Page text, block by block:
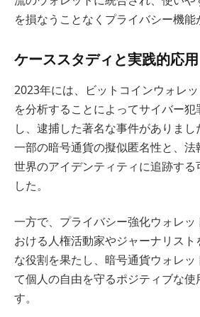
を損なうことなくプライバシー機能
ケーススタディと実践的応用
2023年には、ビットコインウォレ
を分析することによってサイバー
し、逮捕した著名な事件がありまし
一部の暗号通貨の擬似匿名性と、
世界のアイデンティティに追跡する
した。
一方で、プライバシー強化ウォレ
おける人権活動家やジャーナリス
な役割を果たし、暗号通貨ウォレ
て個人の自由を守るポジティブな使
す。